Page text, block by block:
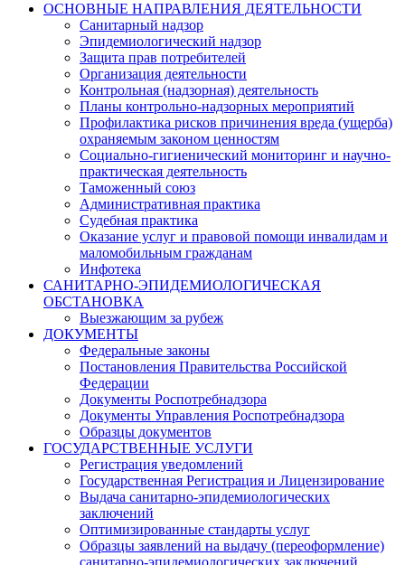
ОСНОВНЫЕ НАПРАВЛЕНИЯ ДЕЯТЕЛЬНОСТИ
Санитарный надзор
Эпидемиологический надзор
Защита прав потребителей
Организация деятельности
Контрольная (надзорная) деятельность
Планы контрольно-надзорных мероприятий
Профилактика рисков причинения вреда (ущерба)
охраняемым законом ценностям
Социально-гигиенический мониторинг и научно-
практическая деятельность
Таможенный союз
Административная практика
Судебная практика
Оказание услуг и правовой помощи инвалидам и
маломобильным гражданам
Инфотека
САНИТАРНО-ЭПИДЕМИОЛОГИЧЕСКАЯ
ОБСТАНОВКА
Выезжающим за рубеж
ДОКУМЕНТЫ
Федеральные законы
Постановления Правительства Российской
Федерации
Документы Роспотребнадзора
Документы Управления Роспотребнадзора
Образцы документов
ГОСУДАРСТВЕННЫЕ УСЛУГИ
Регистрация уведомлений
Государственная Регистрация и Лицензирование
Выдача санитарно-эпидемиологических
заключений
Оптимизированные стандарты услуг
Образцы заявлений на выдачу (переоформление)
санитарно-эпидемиологических заключений,